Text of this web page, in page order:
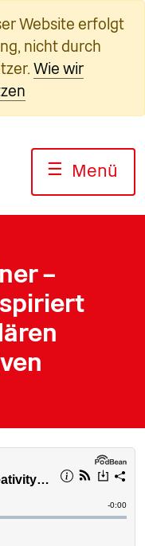
Website erfolgt
nicht durch
Wie wir
☰ Menü
–